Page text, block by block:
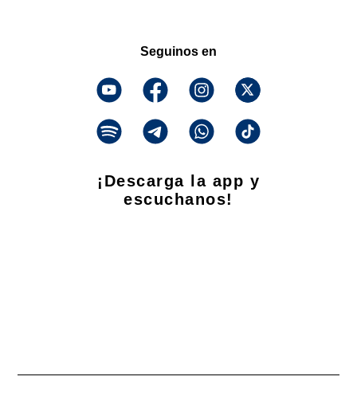
Seguinos en
¡Descarga la app y
escuchanos!